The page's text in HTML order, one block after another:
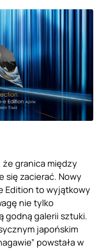
granica między
się zacierać. Nowy
Edition to wyjątkowy
nie tylko
godną galerii sztuki.
japońskim
powstała w